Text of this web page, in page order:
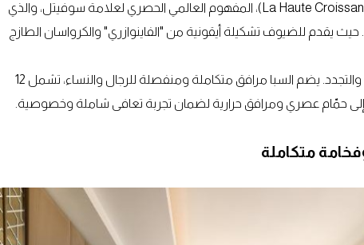
وتتوج هذه الرحلة بتجربة "لا هوت كروسانتري" (La Haute Croissanterie)، المفهوم العالمي الحصري لعلامة سوفيتل، والذي
يقدم للضيوف تشكيلة أيقونية من "الفاينوازري" والكرواسان الطازج
وقريباً، سيقدم سبا سوفيتل ملاذاً استثنائياً للاسترخاء والتجدد. يضم السبا مرافق متكاملة ومنفصلة للرجال والنساء، تشمل 12
إلى حمّام عصري ومرافق حرارية لضمان تجربة تعافى شاملة وخصوصية.
متكاملة